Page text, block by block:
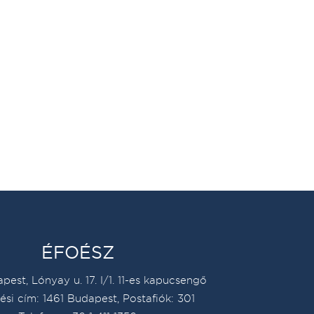
ÉFOÉSZ
Lónyay u. 17. I/1. 11-es kapucsengő
cím: 1461 Budapest, Postafiók: 301